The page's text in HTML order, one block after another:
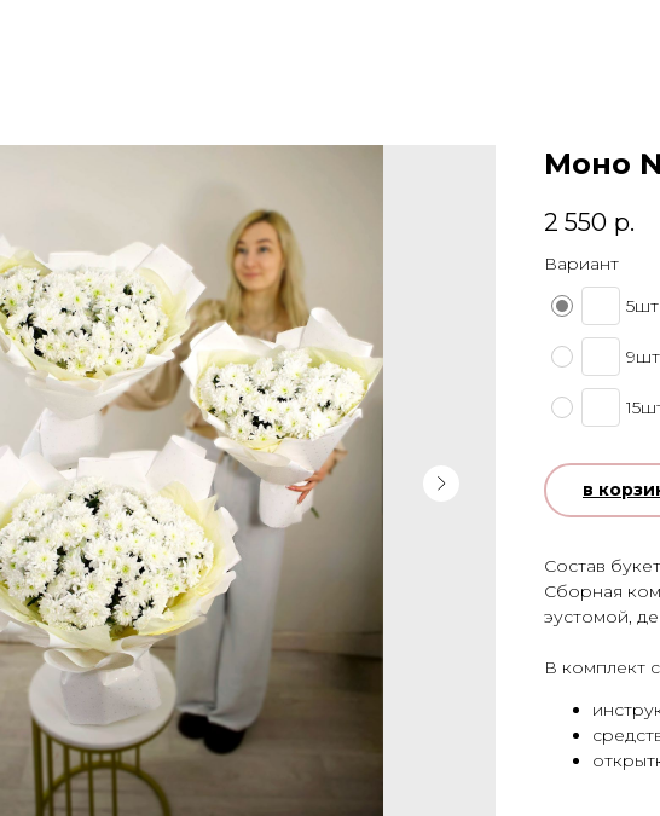
Моно
2 550 р.
Вариант
5шт
9шт
в
Состав
Сборная
эустомой,
В комплект